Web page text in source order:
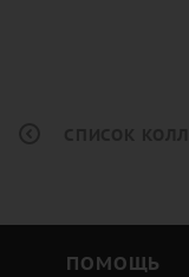
ПОМОЩЬ